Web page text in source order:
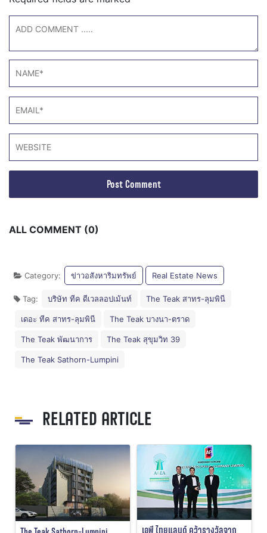
ALL COMMENT (0)
Category: ข่าวอสังหาริมทรัพย์ Real Estate News
Tag: บริษัท ทีค ดีเวลลอปเม้นท์ The Teak สาทร-ลุมพินี
เดอะ ทีค สาทร-ลุมพินี The Teak บางนา-ตราด
The Teak พัฒนาการ The Teak สุขุมวิท 39
The Teak Sathorn-Lumpini
RELATED ARTICLE